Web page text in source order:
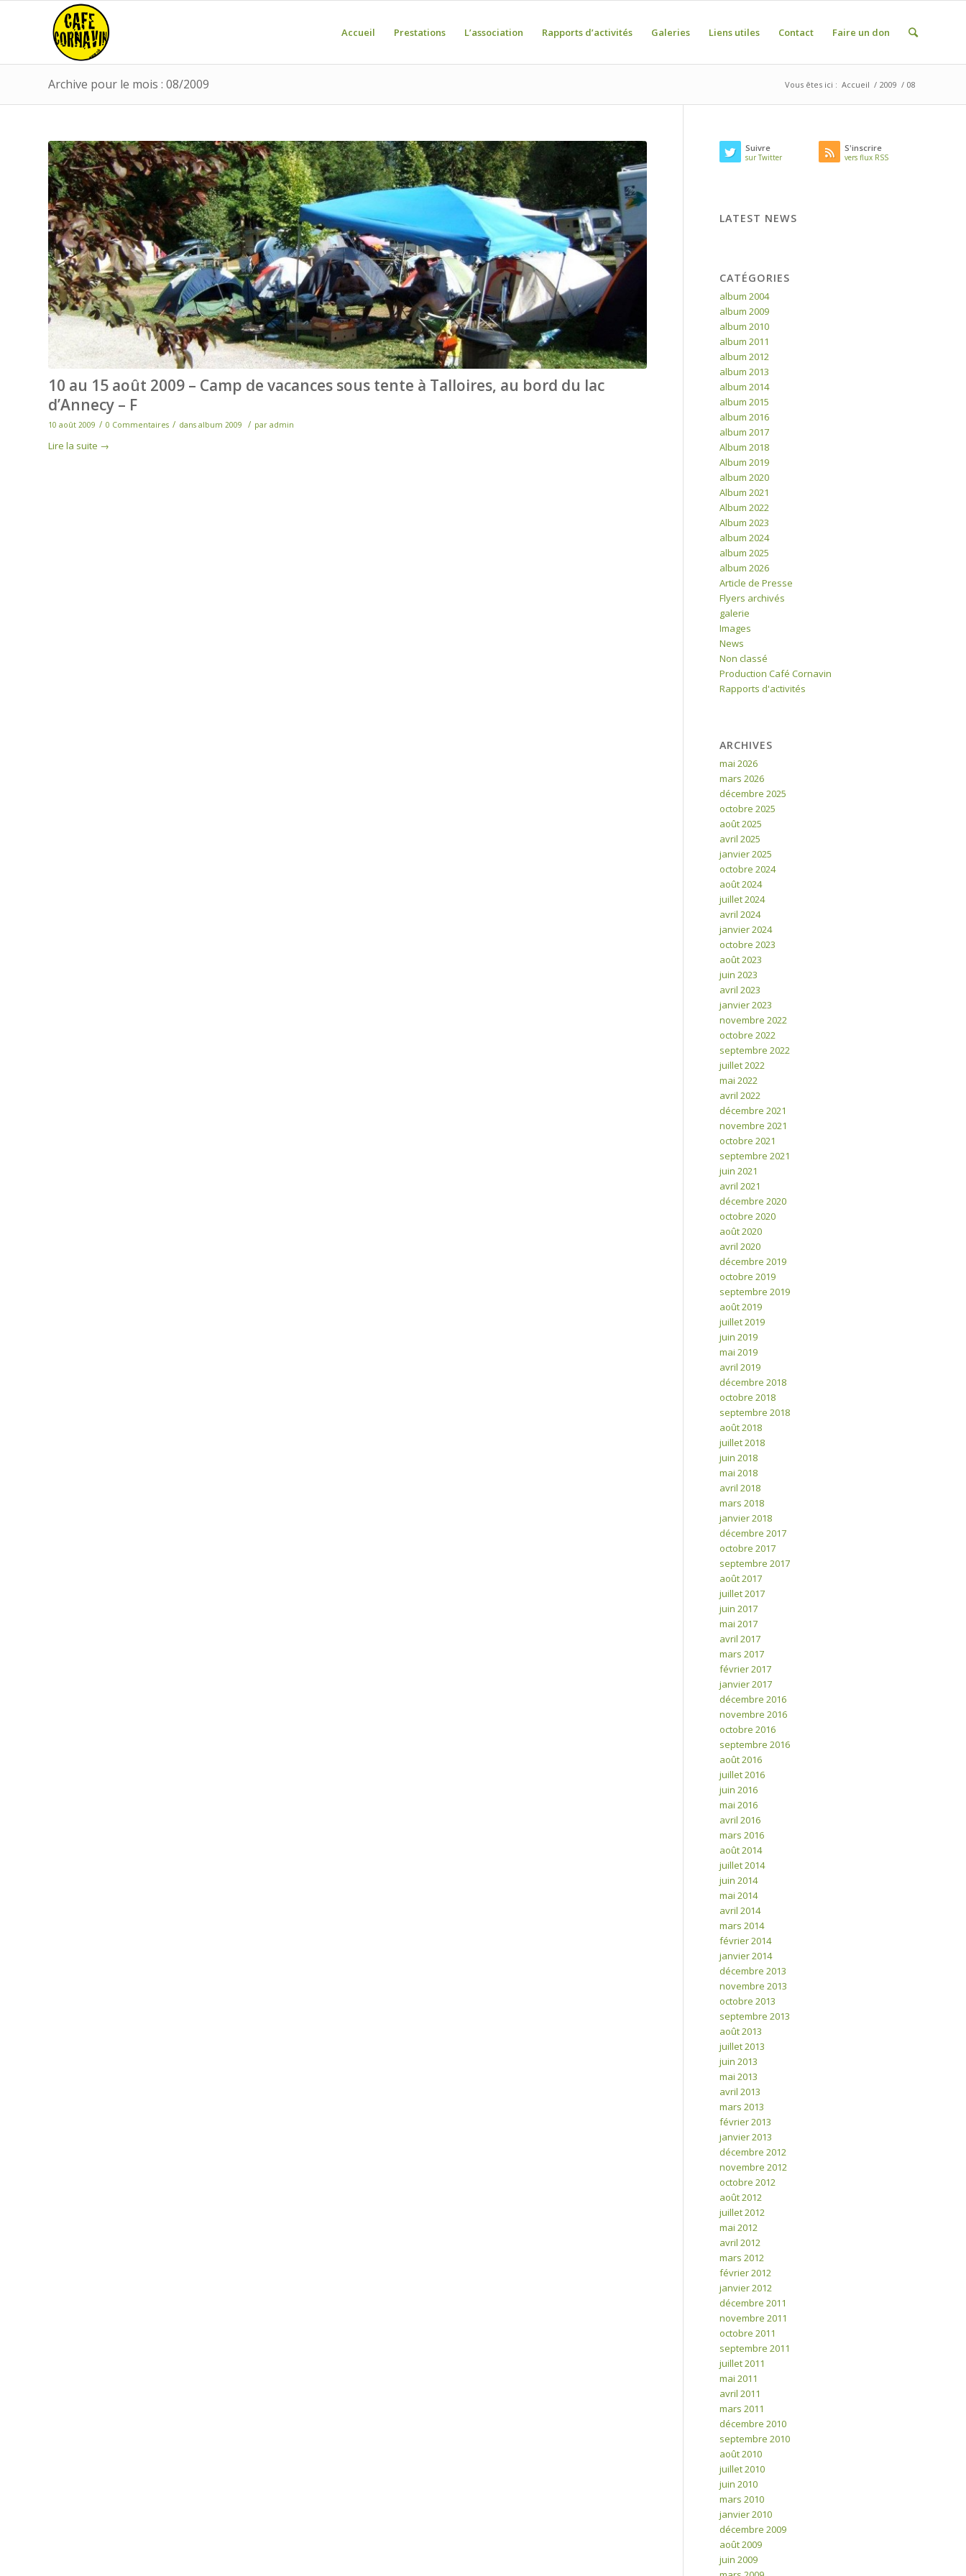
Accueil Prestations L’association Rapports d’activités Galeries Liens utiles Contact Faire un don
Archive pour le mois : 08/2009 Vous êtes ici : Accueil / 2009 / 08
10 au 15 août 2009 – Camp de vacances sous tente à Talloires, au bord du lac
d’Annecy – F
10 août 2009 / 0 Commentaires / dans album 2009 / par admin
Lire la suite →
Suivre
sur Twitter
S'inscrire
vers flux RSS
LATEST NEWS
CATÉGORIES
album 2004
album 2009
album 2010
album 2011
album 2012
album 2013
album 2014
album 2015
album 2016
album 2017
Album 2018
Album 2019
album 2020
Album 2021
Album 2022
Album 2023
album 2024
album 2025
album 2026
Article de Presse
Flyers archivés
galerie
Images
News
Non classé
Production Café Cornavin
Rapports d'activités
ARCHIVES
mai 2026
mars 2026
décembre 2025
octobre 2025
août 2025
avril 2025
janvier 2025
octobre 2024
août 2024
juillet 2024
avril 2024
janvier 2024
octobre 2023
août 2023
juin 2023
avril 2023
janvier 2023
novembre 2022
octobre 2022
septembre 2022
juillet 2022
mai 2022
avril 2022
décembre 2021
novembre 2021
octobre 2021
septembre 2021
juin 2021
avril 2021
décembre 2020
octobre 2020
août 2020
avril 2020
décembre 2019
octobre 2019
septembre 2019
août 2019
juillet 2019
juin 2019
mai 2019
avril 2019
décembre 2018
octobre 2018
septembre 2018
août 2018
juillet 2018
juin 2018
mai 2018
avril 2018
mars 2018
janvier 2018
décembre 2017
octobre 2017
septembre 2017
août 2017
juillet 2017
juin 2017
mai 2017
avril 2017
mars 2017
février 2017
janvier 2017
décembre 2016
novembre 2016
octobre 2016
septembre 2016
août 2016
juillet 2016
juin 2016
mai 2016
avril 2016
mars 2016
août 2014
juillet 2014
juin 2014
mai 2014
avril 2014
mars 2014
février 2014
janvier 2014
décembre 2013
novembre 2013
octobre 2013
septembre 2013
août 2013
juillet 2013
juin 2013
mai 2013
avril 2013
mars 2013
février 2013
janvier 2013
décembre 2012
novembre 2012
octobre 2012
août 2012
juillet 2012
mai 2012
avril 2012
mars 2012
février 2012
janvier 2012
décembre 2011
novembre 2011
octobre 2011
septembre 2011
juillet 2011
mai 2011
avril 2011
mars 2011
décembre 2010
septembre 2010
août 2010
juillet 2010
juin 2010
mars 2010
janvier 2010
décembre 2009
août 2009
juin 2009